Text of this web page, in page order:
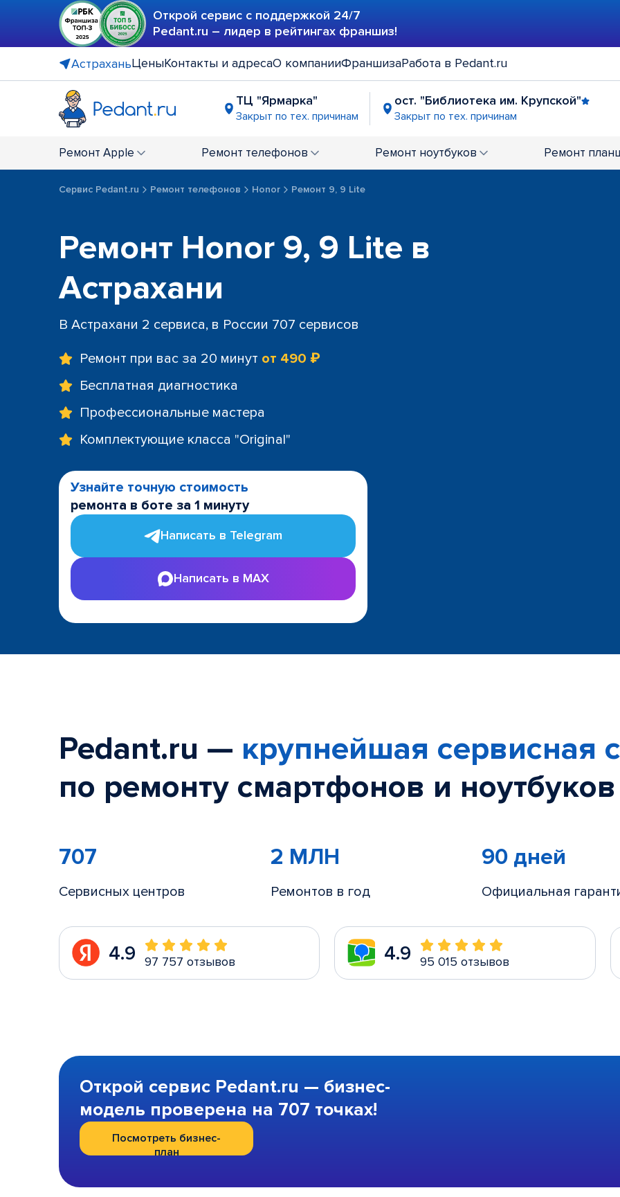
Открой сервис с поддержкой 24/7
Pedant.ru – лидер в рейтингах франшиз!
АстраханьЦеныКонтакты и адресаО компанииФраншизаРабота в Pedant.ru
ТЦ "Ярмарка"
Закрыт по тех. причинам
ост. "Библиотека им. Крупской"
Закрыт по тех. причинам
Ремонт Apple Ремонт телефонов Ремонт ноутбуков Ремонт
Сервис Pedant.ru Ремонт телефонов Honor Ремонт 9, 9 Lite
Ремонт Honor 9, 9 Lite в
Астрахани
В Астрахани 2 сервиса, в России 707 сервисов
Ремонт при вас за 20 минут от 490 ₽
Бесплатная диагностика
Профессиональные мастера
Комплектующие класса "Original"
Узнайте точную стоимость
ремонта в боте за 1 минуту
Написать в Telegram
Написать в MAX
Pedant.ru — крупнейшая сервисная
по ремонту смартфонов и
707
Сервисных центров
2 МЛН
Ремонтов в год
90 дней
Официальная
4.9 97 757 отзывов 4.9 95 015 отзывов
Открой сервис Pedant.ru — бизнес-
модель проверена на 707 точках!
Посмотреть бизнес-
план